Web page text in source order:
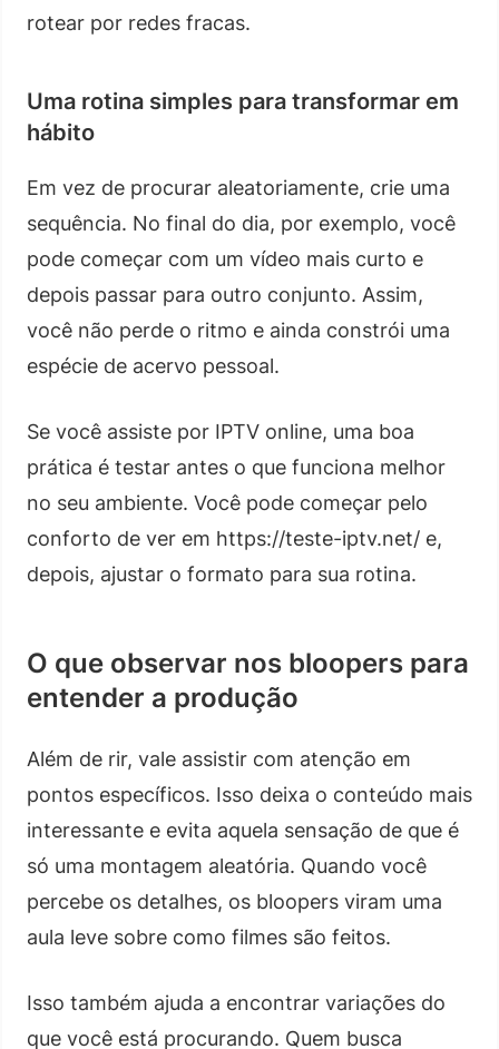
rotear por redes fracas.
Uma rotina simples para transformar em
hábito
Em vez de procurar aleatoriamente, crie uma
sequência. No final do dia, por exemplo, você
pode começar com um vídeo mais curto e
depois passar para outro conjunto. Assim,
você não perde o ritmo e ainda constrói uma
espécie de acervo pessoal.
Se você assiste por IPTV online, uma boa
prática é testar antes o que funciona melhor
no seu ambiente. Você pode começar pelo
conforto de ver em https://teste-iptv.net/ e,
depois, ajustar o formato para sua rotina.
O que observar nos bloopers para
entender a produção
Além de rir, vale assistir com atenção em
pontos específicos. Isso deixa o conteúdo mais
interessante e evita aquela sensação de que é
só uma montagem aleatória. Quando você
percebe os detalhes, os bloopers viram uma
aula leve sobre como filmes são feitos.
Isso também ajuda a encontrar variações do
que você está procurando. Quem busca